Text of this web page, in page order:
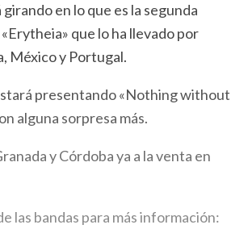
en lo que es la segunda
que lo ha llevado por
México y Portugal.
presentando «Nothing without
alguna sorpresa más.
y Córdoba ya a la venta en
las bandas para más información: